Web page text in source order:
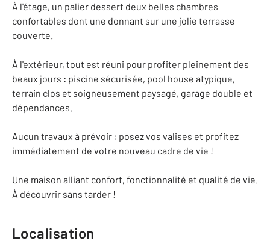
À l'étage, un palier dessert deux belles chambres
confortables dont une donnant sur une jolie terrasse
couverte.
À l'extérieur, tout est réuni pour profiter pleinement des
beaux jours : piscine sécurisée, pool house atypique,
terrain clos et soigneusement paysagé, garage double et
dépendances.
Aucun travaux à prévoir : posez vos valises et profitez
immédiatement de votre nouveau cadre de vie !
Une maison alliant confort, fonctionnalité et qualité de vie.
À découvrir sans tarder !
Localisation